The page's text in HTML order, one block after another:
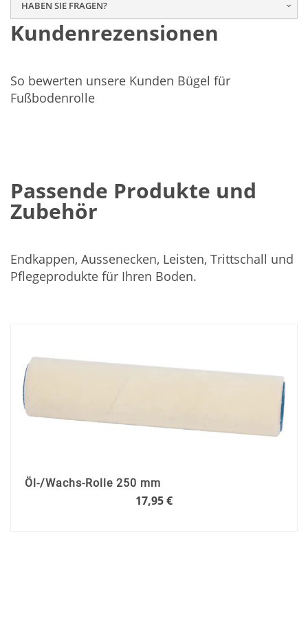
HABEN SIE FRAGEN?
Kundenrezensionen
So bewerten unsere Kunden Bügel für
Fußbodenrolle
Passende Produkte und
Zubehör
Endkappen, Aussenecken, Leisten, Trittschall und
Pflegeprodukte für Ihren Boden.
Öl-/Wachs-Rolle 250 mm
17,95 €
Warenkorb